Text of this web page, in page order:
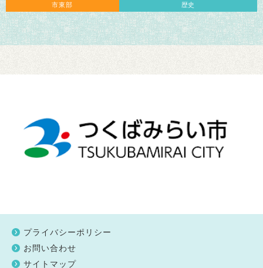
市東部 歴史
プライバシーポリシー
お問い合わせ
サイトマップ